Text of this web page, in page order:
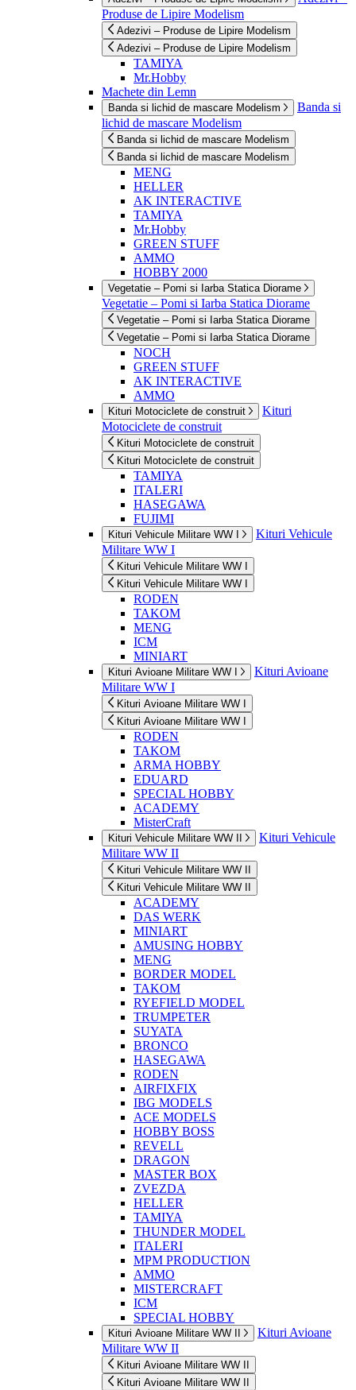
Produse de Lipire Modelism
Adezivi – Produse de Lipire Modelism
Adezivi – Produse de Lipire Modelism
TAMIYA
Mr.Hobby
Machete din Lemn
Banda si lichid de mascare Modelism
Banda si
lichid de mascare Modelism
Banda si lichid de mascare Modelism
Banda si lichid de mascare Modelism
MENG
HELLER
AK INTERACTIVE
TAMIYA
Mr.Hobby
GREEN STUFF
AMMO
HOBBY 2000
Vegetatie – Pomi si Iarba Statica Diorame
Vegetatie – Pomi si Iarba Statica Diorame
Vegetatie – Pomi si Iarba Statica Diorame
Vegetatie – Pomi si Iarba Statica Diorame
NOCH
GREEN STUFF
AK INTERACTIVE
AMMO
Kituri Motociclete de construit
Kituri
Motociclete de construit
Kituri Motociclete de construit
Kituri Motociclete de construit
TAMIYA
ITALERI
HASEGAWA
FUJIMI
Kituri Vehicule Militare WW I
Kituri Vehicule
Militare WW I
Kituri Vehicule Militare WW I
Kituri Vehicule Militare WW I
RODEN
TAKOM
MENG
ICM
MINIART
Kituri Avioane Militare WW I
Kituri Avioane
Militare WW I
Kituri Avioane Militare WW I
Kituri Avioane Militare WW I
RODEN
TAKOM
ARMA HOBBY
EDUARD
SPECIAL HOBBY
ACADEMY
MisterCraft
Kituri Vehicule Militare WW II
Kituri Vehicule
Militare WW II
Kituri Vehicule Militare WW II
Kituri Vehicule Militare WW II
ACADEMY
DAS WERK
MINIART
AMUSING HOBBY
MENG
BORDER MODEL
TAKOM
RYEFIELD MODEL
TRUMPETER
SUYATA
BRONCO
HASEGAWA
RODEN
AIRFIXFIX
IBG MODELS
ACE MODELS
HOBBY BOSS
REVELL
DRAGON
MASTER BOX
ZVEZDA
HELLER
TAMIYA
THUNDER MODEL
ITALERI
MPM PRODUCTION
AMMO
MISTERCRAFT
ICM
SPECIAL HOBBY
Kituri Avioane Militare WW II
Kituri Avioane
Militare WW II
Kituri Avioane Militare WW II
Kituri Avioane Militare WW II